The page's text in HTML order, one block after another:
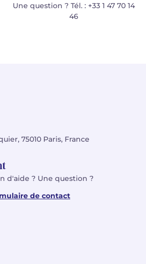
Une question ? Tél. : +33 1 47 70 14
46
75010 Paris, France
d'aide ? Une question ?
de contact